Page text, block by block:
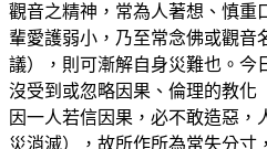
觀音之精神，常為人著想、慎重
輩愛護弱小，乃至常念佛或觀音
議），則可漸解自身災難也。今
沒受到或忽略因果、倫理的教化
因一人若信因果，必不敢造惡，
災消滅），故所作所為常失分寸